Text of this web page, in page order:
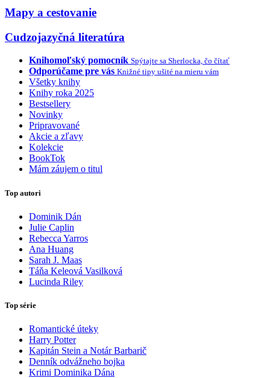
Mapy a cestovanie
Cudzojazyčná literatúra
Knihomoľský pomocník Spýtajte sa Sherlocka, čo čítať
Odporúčame pre vás Knižné tipy ušité na mieru vám
Všetky knihy
Knihy roka 2025
Bestsellery
Novinky
Pripravované
Akcie a zľavy
Kolekcie
BookTok
Mám záujem o titul
Top autori
Dominik Dán
Julie Caplin
Rebecca Yarros
Ana Huang
Sarah J. Maas
Táňa Keleová Vasilková
Lucinda Riley
Top série
Romantické úteky
Harry Potter
Kapitán Stein a Notár Barbarič
Denník odvážneho bojka
Krimi Dominika Dána